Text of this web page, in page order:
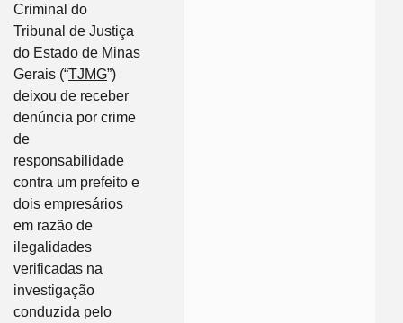
Criminal do
Tribunal de Justiça
do Estado de Minas
Gerais (“TJMG”)
deixou de receber
denúncia por crime
de
responsabilidade
contra um prefeito e
dois empresários
em razão de
ilegalidades
verificadas na
investigação
conduzida pelo